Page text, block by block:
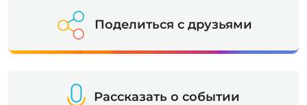
Поделиться с друзьями
Рассказать о событии